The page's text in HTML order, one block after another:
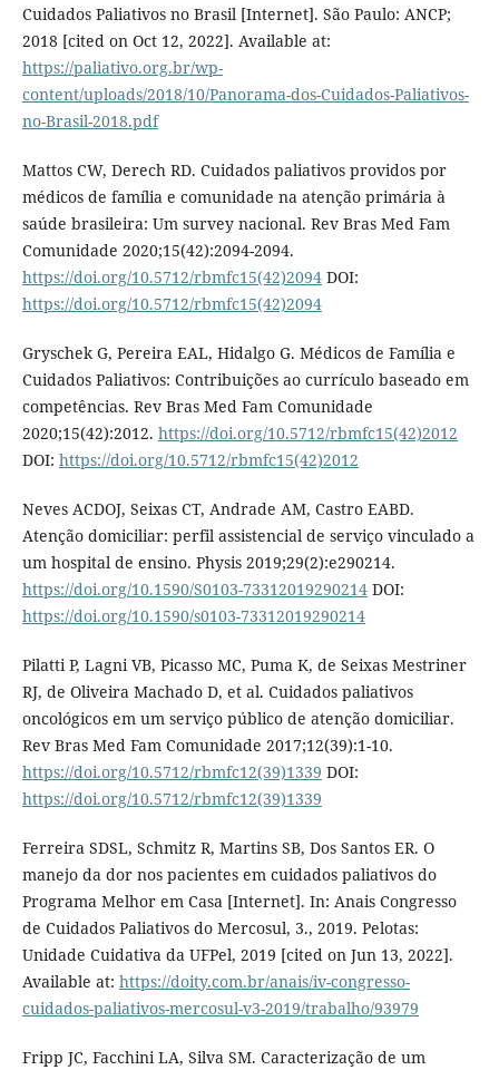
Cuidados Paliativos no Brasil [Internet]. São Paulo: ANCP;
2018 [cited on Oct 12, 2022]. Available at:
https://paliativo.org.br/wp-
content/uploads/2018/10/Panorama-dos-Cuidados-Paliativos-
no-Brasil-2018.pdf
Mattos CW, Derech RD. Cuidados paliativos providos por
médicos de família e comunidade na atenção primária à
saúde brasileira: Um survey nacional. Rev Bras Med Fam
Comunidade 2020;15(42):2094-2094.
https://doi.org/10.5712/rbmfc15(42)2094DOI:
https://doi.org/10.5712/rbmfc15(42)2094
Gryschek G, Pereira EAL, Hidalgo G. Médicos de Família e
Cuidados Paliativos: Contribuições ao currículo baseado em
competências. Rev Bras Med Fam Comunidade
2020;15(42):2012. https://doi.org/10.5712/rbmfc15(42)2012
DOI: https://doi.org/10.5712/rbmfc15(42)2012
Neves ACDOJ, Seixas CT, Andrade AM, Castro EABD.
Atenção domiciliar: perfil assistencial de serviço vinculado a
um hospital de ensino. Physis 2019;29(2):e290214.
https://doi.org/10.1590/S0103-73312019290214DOI:
https://doi.org/10.1590/s0103-73312019290214
Pilatti P, Lagni VB, Picasso MC, Puma K, de Seixas Mestriner
RJ, de Oliveira Machado D, et al. Cuidados paliativos
oncológicos em um serviço público de atenção domiciliar.
Rev Bras Med Fam Comunidade 2017;12(39):1-10.
https://doi.org/10.5712/rbmfc12(39)1339 DOI:
https://doi.org/10.5712/rbmfc12(39)1339
Ferreira SDSL, Schmitz R, Martins SB, Dos Santos ER. O
manejo da dor nos pacientes em cuidados paliativos do
Programa Melhor em Casa [Internet]. In: Anais Congresso
de Cuidados Paliativos do Mercosul, 3., 2019. Pelotas:
Unidade Cuidativa da UFPel, 2019 [cited on Jun 13, 2022].
Available at: https://doity.com.br/anais/iv-congresso-
cuidados-paliativos-mercosul-v3-2019/trabalho/93979
Fripp JC, Facchini LA, Silva SM. Caracterização de um